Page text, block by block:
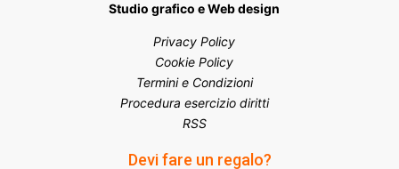
Studio grafico e Web design
Privacy Policy
Cookie Policy
Termini e Condizioni
Procedura esercizio diritti
RSS
Devi fare un regalo?